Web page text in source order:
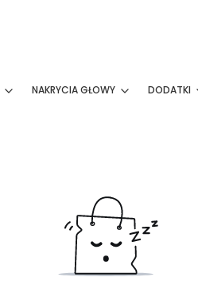
NAKRYCIA GŁOWY DODATKI